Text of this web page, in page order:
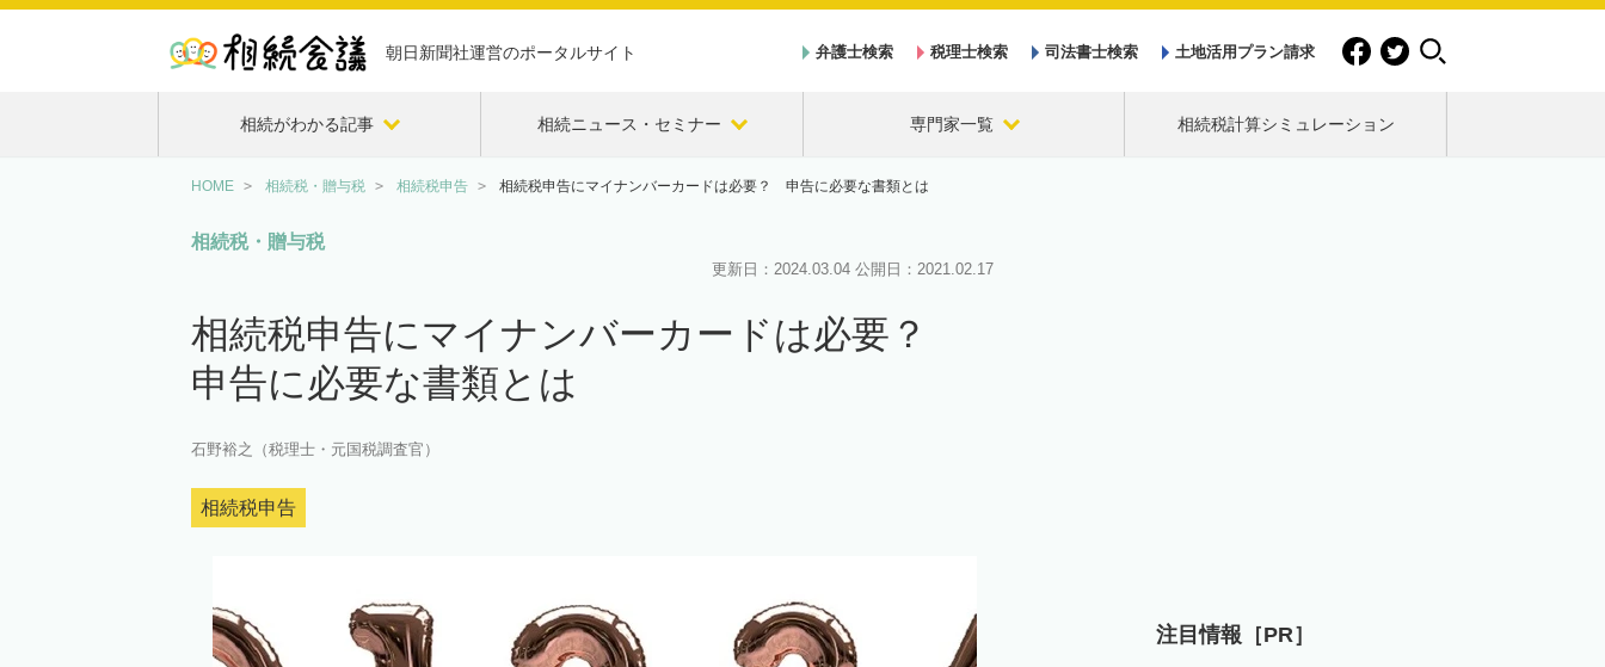
朝日新聞社運営のポータルサイト 弁護士検索 税理士検索 司法書士検索 土地活用プラン請求
相続がわかる記事 相続ニュース・セミナー 専門家一覧 相続税計算シミュレーション
HOME 相続税・贈与税 相続税申告 相続税申告にマイナンバーカードは必要？ 申告に必要な書類とは
相続税・贈与税
更新日： 2024.03.04 公開日： 2021.02.17
相続税申告にマイナンバーカードは必要？
申告に必要な書類とは
石野裕之（税理士・元国税調査官）
相続税申告
注目情報［PR］